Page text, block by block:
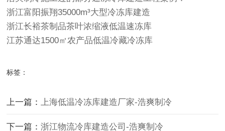
浙江富阳振翔35000m³大型冷冻库建造
浙江长裕茶制品茶叶浓缩液低温速冻库
江苏通达1500㎡农产品低温冷藏冷冻库
标签：
上一篇： 上海低温冷冻库建造厂家-浩爽制冷
下一篇：浙江物流冷库建造公司-浩爽制冷